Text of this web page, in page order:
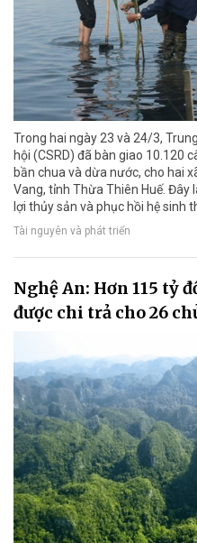
Trong hai ngày 23 và 24/3,
hội (CSRD) đã bàn giao 10.120
bần chua và dừa nước, cho hai
Vang, tỉnh Thừa Thiên Huế. Đây
lợi thủy sản và phục hồi hệ sinh
Tài nguyên và phát triển
Nghệ An: Hơn 115 tỷ
được chi trả cho 26